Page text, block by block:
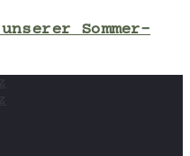
Sommer-